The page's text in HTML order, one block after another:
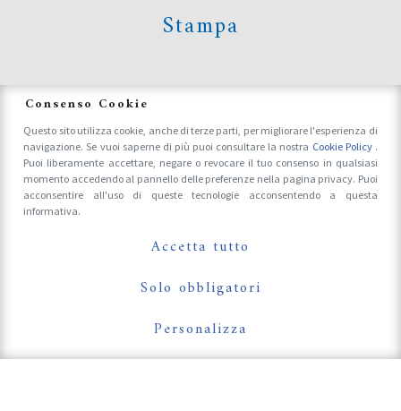
Stampa
Accrediti Stampa e Fotografi
Follow Us On
Consenso Cookie
Questo sito utilizza cookie, anche di terze parti, per migliorare l'esperienza di
navigazione. Se vuoi saperne di più puoi consultare la nostra Cookie Policy .
Puoi liberamente accettare, negare o revocare il tuo consenso in qualsiasi
momento accedendo al pannello delle preferenze nella pagina privacy. Puoi
acconsentire all'uso di queste tecnologie acconsentendo a questa
informativa.
Accetta tutto
Solo obbligatori
Personalizza